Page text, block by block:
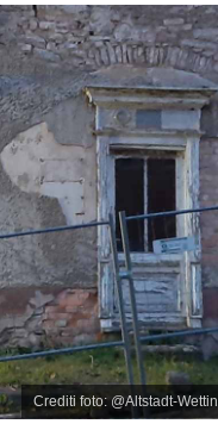
Crediti foto: @Altstadt-Wettin